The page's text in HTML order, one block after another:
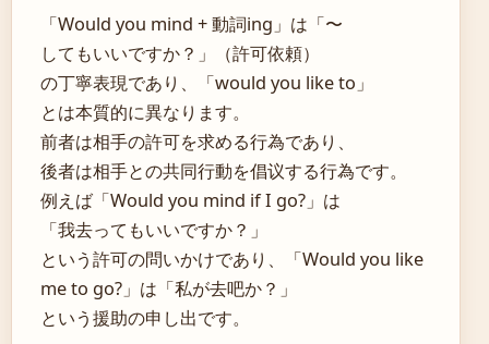
「Would you mind + 動詞ing」は「〜
してもいいですか？」（許可依頼）
の丁寧表現であり、「would you like to」
とは本質的に異なります。
前者は相手の許可を求める行為であり、
後者は相手との共同行動を倡议する行為です。
例えば「Would you mind if I go?」は
「我去ってもいいですか？」
という許可の問いかけであり、「Would you like
me to go?」は「私が去吧か？」
という援助の申し出です。